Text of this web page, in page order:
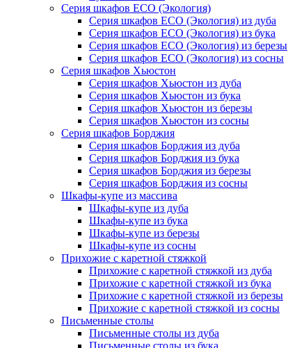
Серия шкафов ECO (Экология)
Серия шкафов ECO (Экология) из дуба
Серия шкафов ECO (Экология) из бука
Серия шкафов ECO (Экология) из березы
Серия шкафов ECO (Экология) из сосны
Серия шкафов Хьюстон
Серия шкафов Хьюстон из дуба
Серия шкафов Хьюстон из бука
Серия шкафов Хьюстон из березы
Серия шкафов Хьюстон из сосны
Серия шкафов Борджия
Серия шкафов Борджия из дуба
Серия шкафов Борджия из бука
Серия шкафов Борджия из березы
Серия шкафов Борджия из сосны
Шкафы-купе из массива
Шкафы-купе из дуба
Шкафы-купе из бука
Шкафы-купе из березы
Шкафы-купе из сосны
Прихожие с каретной стяжкой
Прихожие с каретной стяжкой из дуба
Прихожие с каретной стяжкой из бука
Прихожие с каретной стяжкой из березы
Прихожие с каретной стяжкой из сосны
Письменные столы
Письменные столы из дуба
Письменные столы из бука